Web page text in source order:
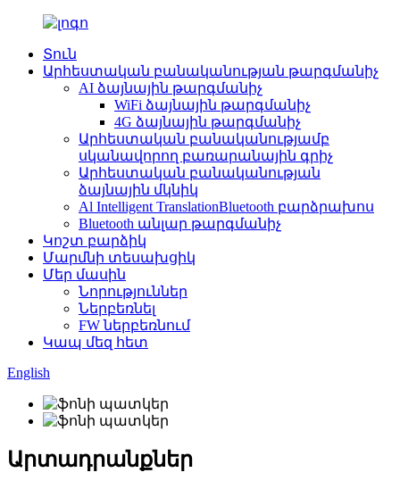
Տուն
Արհեստական բանականության թարգմանիչ
AI ձայնային թարգմանիչ
WiFi ձայնային թարգմանիչ
4G ձայնային թարգմանիչ
Արհեստական բանականությամբ
սկանավորող բառարանային գրիչ
Արհեստական բանականության
ձայնային մկնիկ
Al Intelligent TranslationBluetooth բարձրախոս
Bluetooth անլար թարգմանիչ
Կոշտ բարձիկ
Մարմնի տեսախցիկ
Մեր մասին
Նորություններ
Ներբեռնել
FW ներբեռնում
Կապ մեզ հետ
English
Արտադրանքներ